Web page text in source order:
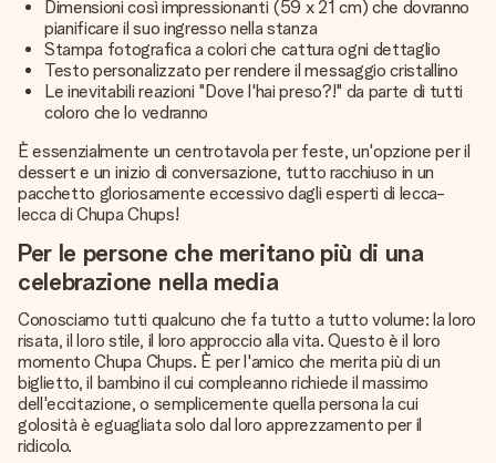
Dimensioni così impressionanti (59 x 21 cm) che dovranno
pianificare il suo ingresso nella stanza
Stampa fotografica a colori che cattura ogni dettaglio
Testo personalizzato per rendere il messaggio cristallino
Le inevitabili reazioni "Dove l'hai preso?!" da parte di tutti
coloro che lo vedranno
È essenzialmente un centrotavola per feste, un'opzione per il
dessert e un inizio di conversazione, tutto racchiuso in un
pacchetto gloriosamente eccessivo dagli esperti di lecca-
lecca di Chupa Chups!
Per le persone che meritano più di una
celebrazione nella media
Conosciamo tutti qualcuno che fa tutto a tutto volume: la loro
risata, il loro stile, il loro approccio alla vita. Questo è il loro
momento Chupa Chups. È per l'amico che merita più di un
biglietto, il bambino il cui compleanno richiede il massimo
dell'eccitazione, o semplicemente quella persona la cui
golosità è eguagliata solo dal loro apprezzamento per il
ridicolo.